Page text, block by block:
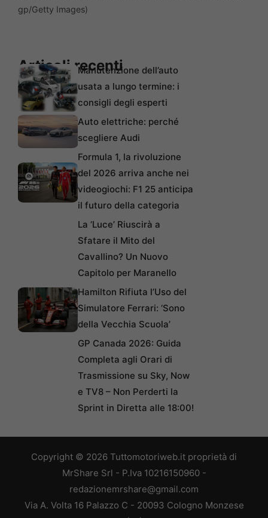
gp/Getty Images)
Articoli recentiManutenzione dell’auto
usata a lungo termine: i
consigli degli esperti
Auto elettriche: perché
scegliere Audi
Formula 1, la rivoluzione
del 2026 arriva anche nei
videogiochi: F1 25 anticipa
il futuro della categoria
La ‘Luce’ Riuscirà a
Sfatare il Mito del
Cavallino? Un Nuovo
Capitolo per Maranello
Hamilton Rifiuta l’Uso del
Simulatore Ferrari: ‘Sono
della Vecchia Scuola’
GP Canada 2026: Guida
Completa agli Orari di
Trasmissione su Sky, Now
e TV8 – Non Perderti la
Sprint in Diretta alle 18:00!
Copyright © 2026 Tuttomotoriweb.it proprietà di
MrShare Srl - P.Iva 10216150960 -
redazionemrshare@gmail.com
Via A. Volta 16 Palazzo C - 20093 Cologno Monzese